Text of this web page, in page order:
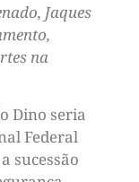
Jaques
na
Dino seria
Federal
sucessão